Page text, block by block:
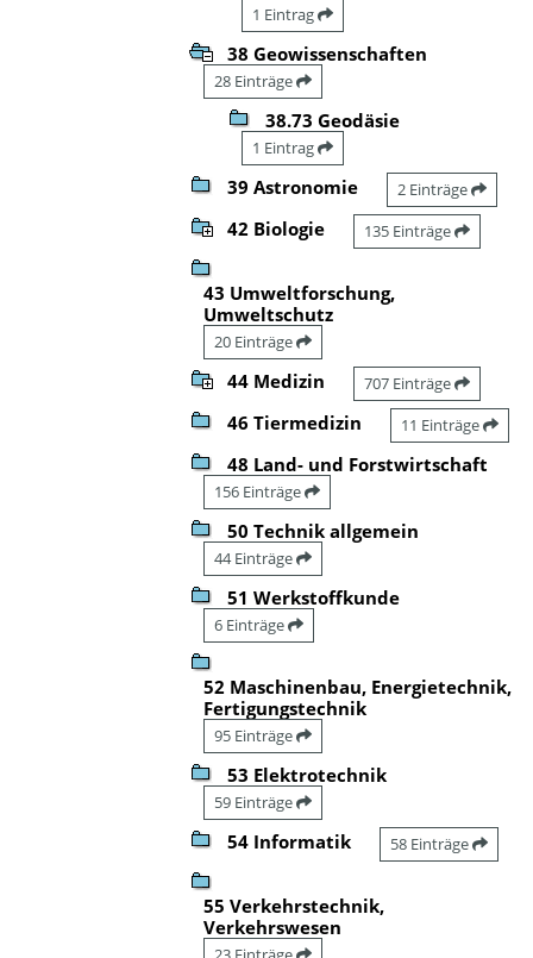
1 Eintrag
38 Geowissenschaften
28 Einträge
38.73 Geodäsie
1 Eintrag
39 Astronomie 2 Einträge
42 Biologie 135 Einträge
43 Umweltforschung,
Umweltschutz
20 Einträge
44 Medizin 707 Einträge
46 Tiermedizin 11 Einträge
48 Land- und Forstwirtschaft
156 Einträge
50 Technik allgemein
44 Einträge
51 Werkstoffkunde
6 Einträge
52 Maschinenbau, Energietechnik,
Fertigungstechnik
95 Einträge
53 Elektrotechnik
59 Einträge
54 Informatik 58 Einträge
55 Verkehrstechnik,
Verkehrswesen